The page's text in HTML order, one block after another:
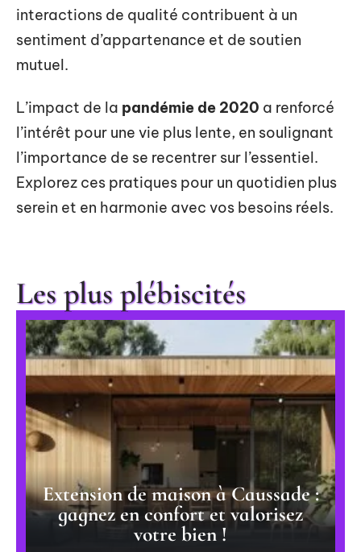
interactions de qualité contribuent à un
sentiment d’appartenance et de soutien
mutuel.
L’impact de la pandémie de 2020 a renforcé
l’intérêt pour une vie plus lente, en soulignant
l’importance de se recentrer sur l’essentiel.
Explorez ces pratiques pour un quotidien plus
serein et en harmonie avec vos besoins réels.
Les plus plébiscités
Extension de maison à Caussade :
gagnez en confort et valorisez
votre bien !